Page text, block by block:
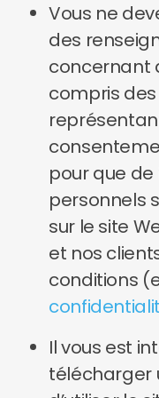
Vous ne
des
concernant
compris
pour que
personnels
sur le site
et nos
conditions
Il vous est
télécharger